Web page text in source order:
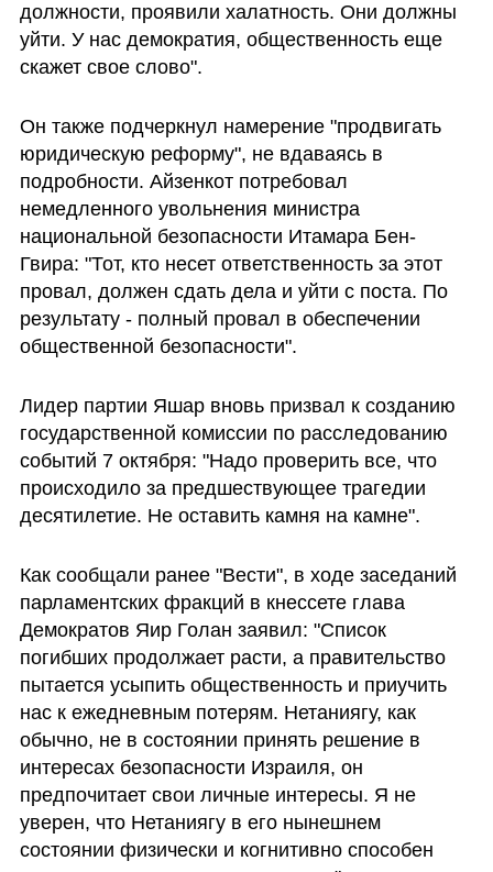
должности, проявили халатность. Они должны
уйти. У нас демократия, общественность еще
скажет свое слово".
Он также подчеркнул намерение "продвигать
юридическую реформу", не вдаваясь в
подробности. Айзенкот потребовал
немедленного увольнения министра
национальной безопасности Итамара Бен-
Гвира: "Тот, кто несет ответственность за этот
провал, должен сдать дела и уйти с поста. По
результату - полный провал в обеспечении
общественной безопасности".
Лидер партии Яшар вновь призвал к созданию
государственной комиссии по расследованию
событий 7 октября: "Надо проверить все, что
происходило за предшествующее трагедии
десятилетие. Не оставить камня на камне".
Как сообщали ранее "Вести", в ходе заседаний
парламентских фракций в кнессете глава
Демократов Яир Голан заявил: "Список
погибших продолжает расти, а правительство
пытается усыпить общественность и приучить
нас к ежедневным потерям. Нетаниягу, как
обычно, не в состоянии принять решение в
интересах безопасности Израиля, он
предпочитает свои личные интересы. Я не
уверен, что Нетаниягу в его нынешнем
состоянии физически и когнитивно способен